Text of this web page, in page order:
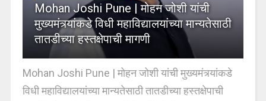
Mohan Joshi Pune | मोहन जोशी यांची
मुख्यमंत्र्यांकडे विधी महाविद्यालयांच्या मान्यतेसाठी
तातडीच्या हस्तक्षेपाची मागणी
Mohan Joshi Pune | मोहन जोशी यांची मुख्यमंत्र्यांकडे
विधी महाविद्यालयांच्या मान्यतेसाठी तातडीच्या हस्तक्षेपाची